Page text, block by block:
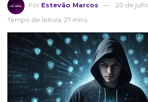
Por Estevão Marcos
20 de
Tempo de leitura: 27 mins